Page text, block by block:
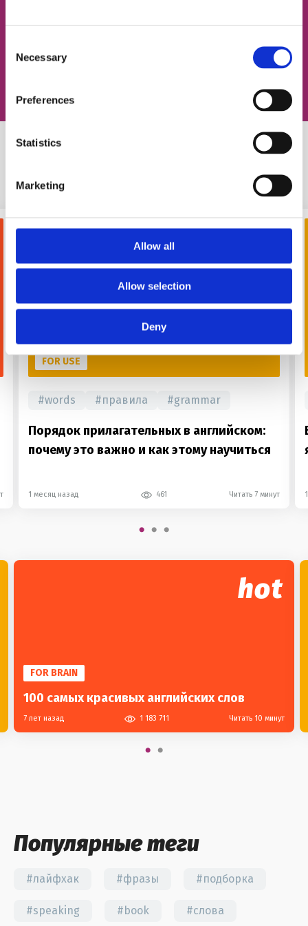
Selection
Necessary
Preferences
Statistics
Marketing
Allow all
Allow selection
Deny
FOR USE
#words #правила #grammar
Порядок прилагательных в английском:
почему это важно и как этому научиться
1 месяц назад 461 Читать 7 минут
hot
FOR BRAIN
100 самых красивых английских слов
7 лет назад 1 183 711 Читать 10 минут
Популярные теги
#лайфхак #фразы #подборка
#speaking #book #слова